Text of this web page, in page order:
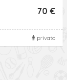
70 €
privato